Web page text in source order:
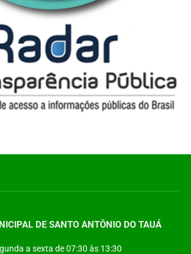
DE SANTO ANTÔNIO DO TAUÁ
a sexta de 07:30 às 13:30